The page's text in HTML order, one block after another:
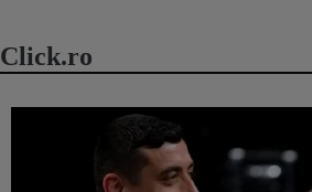
Click.ro